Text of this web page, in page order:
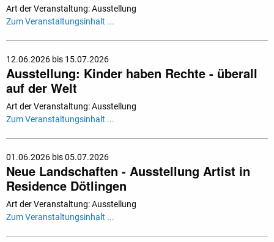
Art der Veranstaltung: Ausstellung
Zum Veranstaltungsinhalt ...
12.06.2026 bis 15.07.2026
Ausstellung: Kinder haben Rechte - überall
auf der Welt
Art der Veranstaltung: Ausstellung
Zum Veranstaltungsinhalt ...
01.06.2026 bis 05.07.2026
Neue Landschaften - Ausstellung Artist in
Residence Dötlingen
Art der Veranstaltung: Ausstellung
Zum Veranstaltungsinhalt ...